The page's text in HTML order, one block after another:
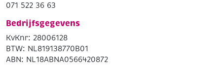
071 522 36 63
Bedrijfsgegevens
KvKnr: 28006128
BTW: NL819138770B01
ABN: NL18ABNA0566420872